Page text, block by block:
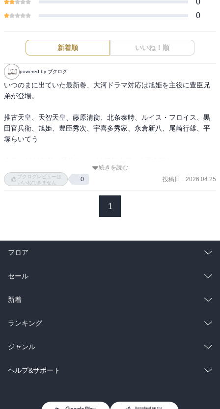
0
0
新着順 いいね！順
powered by ブクログ
いつのまに出ていた最新巻、大河ドラマ対応は旭姫を主役に豊臣兄
弟が登場。
推古天皇、天智天皇、藤原清衡、北条泰時、ルイス・フロイス、黒
田官兵衛、旭姫、豊臣秀次、宇喜多秀家、永倉新八、尾崎行雄、平
塚らいてう
るのかな？
2028年大河のジョン万次郎は10巻ですでに登場している。
続きを読む
ブクログレビューは
いいねできません
0 投稿日 : 2026.04.25
1
フロア
総合
ラノベ
雑誌・グラビア
BL・TL
セール
総合
ラノベ
雑誌・グラビア
BL・TL
新着
総合
ラノベ
雑誌・グラビア
ランキング
総合
ラノベ
ジャンル
コミック
ヘルプ&サポート